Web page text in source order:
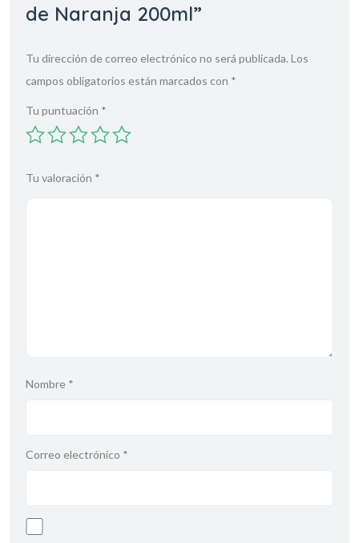
de Naranja 200ml”
Tu dirección de correo electrónico no será publicada. Los
campos obligatorios están marcados con *
Tu puntuación *
Tu valoración *
Nombre *
Correo electrónico *